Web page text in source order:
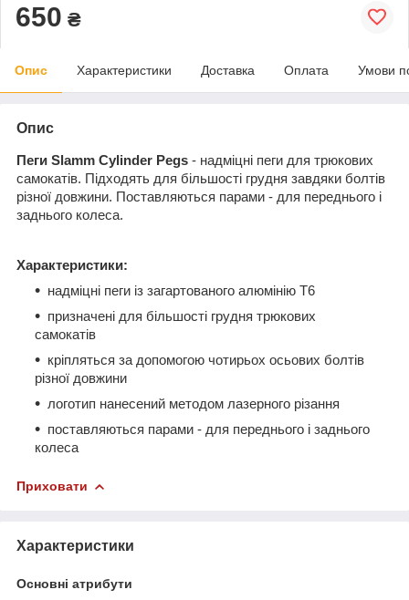
650 ₴
Опис Характеристики Доставка Оплата Умови
Опис
Пеги Slamm Cylinder Pegs - надміцні пеги для трюкових
самокатів. Підходять для більшості грудня завдяки болтів
різної довжини. Поставляються парами - для переднього і
заднього колеса.
Характеристики:
надміцні пеги із загартованого алюмінію Т6
призначені для більшості грудня трюкових
самокатів
кріпляться за допомогою чотирьох осьових болтів
різної довжини
логотип нанесений методом лазерного різання
поставляються парами - для переднього і заднього
колеса
Приховати
Характеристики
Основні атрибути